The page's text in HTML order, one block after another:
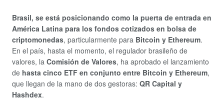
Brasil, se está posicionando como la puerta de entrada en
América Latina para los fondos cotizados en bolsa de
criptomonedas, particularmente para Bitcoin y Ethereum.
En el país, hasta el momento, el regulador brasileño de
valores, la Comisión de Valores, ha aprobado el lanzamiento
de hasta cinco ETF en conjunto entre Bitcoin y Ethereum,
que llegan de la mano de dos gestoras: QR Capital y
Hashdex.